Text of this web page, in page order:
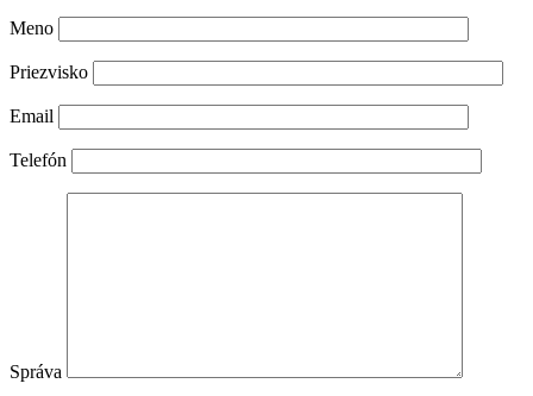
Meno
Priezvisko
Email
Telefón
Správa